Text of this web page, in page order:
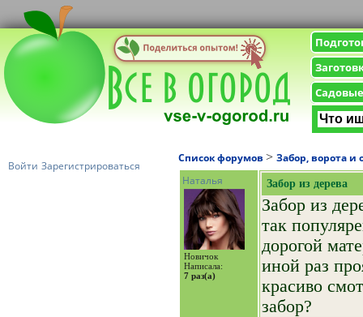
Войти Зарегистрироваться
Список форумов > Забор, ворота и
Наталья
Новичок
Написала:
7 раз(а)
Забор из дерева
Забор из
так
дорогой
иной раз
красиво
забор?